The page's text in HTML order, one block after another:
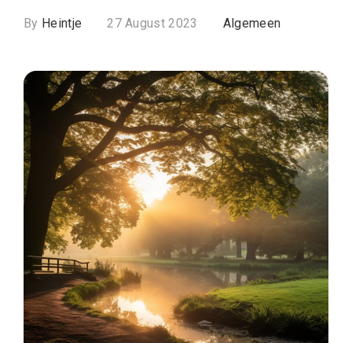
By Heintje 27 August 2023 Algemeen